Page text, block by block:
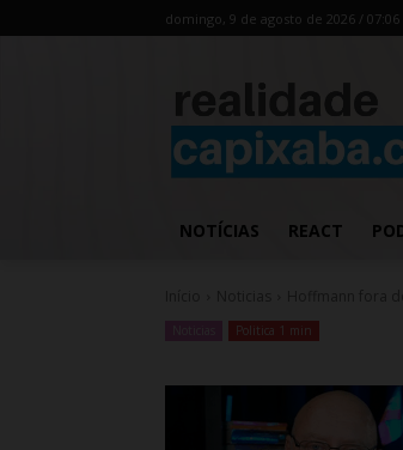
domingo, 9 de agosto de 2026 / 07:06
NOTÍCIAS REACT
Politica 1 min